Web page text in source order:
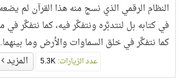
النظام الرقمي الذي نسج منه هذا القرآن لم
في كتابه بل لنتدبَّره ونتفكَّر فيه، كما نتفكَّر في
كما نتفكَّر في خلق السماوات والأرض وما
عدد الزيارات: المزيد